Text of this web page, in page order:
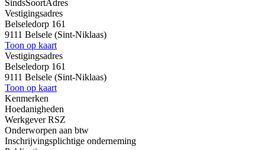
SindsSoortAdres
Vestigingsadres
Belseledorp 161
9111 Belsele (Sint-Niklaas)
Toon op kaart
Vestigingsadres
Belseledorp 161
9111 Belsele (Sint-Niklaas)
Toon op kaart
Kenmerken
Hoedanigheden
Werkgever RSZ
Onderworpen aan btw
Inschrijvingsplichtige onderneming